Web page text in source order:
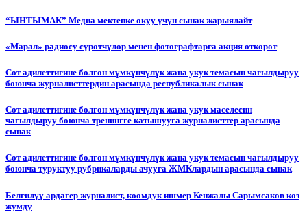
“ЫНТЫМАК” Медиа мектепке окуу үчүн сынак жарыялайт
«Марал» радиосу сүрөтчүлөр менен фотографтарга акция өткөрөт
Сот адилеттигине болгон мүмкүнчүлүк жана укук темасын чагылдыруу
боюнча журналисттердин арасында республикалык сынак
Сот адилеттигине болгон мүмкүнчүлүк жана укук маселесин
чагылдыруу боюнча тренингге катышууга журналисттер арасында
сынак
Сот адилеттигине болгон мүмкүнчүлүк жана укук темасын чагылдыруу
боюнча туруктуу рубрикаларды ачууга ЖМКлардын арасында сынак
Белгилүү ардагер журналист, коомдук ишмер Кенжалы Сарымсаков көз
жумду